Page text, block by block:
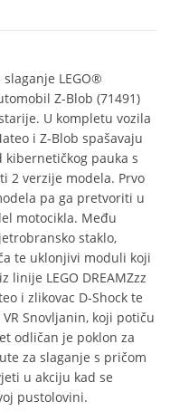
LEGO®
Z-Blob (71491)
U kompletu vozila
i Z-Blob spašavaju
pauka s
2 verzije modela. Prvo
pa ga pretvoriti u
motocikla. Među
staklo,
te uklonjivi moduli koji
LEGO DREAMZzz
i zlikovac D-Shock te
Snovljanin, koji potiču
odličan je poklon za
za slaganje s pričom
u akciju kad se
pustolovini.